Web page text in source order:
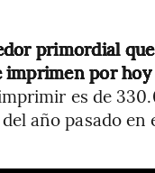
primordial
por
es de
año pasado